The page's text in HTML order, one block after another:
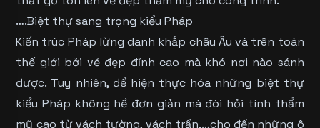
….Biệt thự sang trọng kiểu Pháp
Kiến trúc Pháp lừng danh khắp châu Âu và trên toàn
thế giới bởi vẻ đẹp đỉnh cao mà khó nơi nào sánh
được. Tuy nhiên, để hiện thực hóa những biệt thự
kiểu Pháp không hề đơn giản mà đòi hỏi tính thẩm
mỹ cao từ vách tường, vách trần,…cho đến những ô